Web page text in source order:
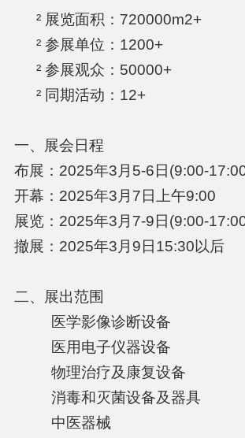
² 展览面积：720000m2+
² 参展单位：1200+
² 参展观众：50000+
² 同期活动：12+
一、展会日程
布展：2025年3月5-6日(9:00-
开幕：2025年3月7日上午9:00
展览：2025年3月7-9日(9:00-
撤展：2025年3月9日15:30以后
二、展出范围
医学影像诊断设备
医用电子仪器设备
物理治疗及康复设备
消毒和灭菌设备及器具
中医器械